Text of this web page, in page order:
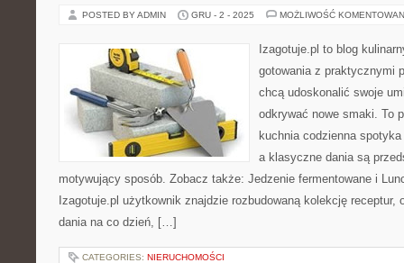
POSTED BY ADMIN GRU - 2 - 2025 MOŻLIWOŚĆ
Izagotuje.pl to blog
gotowania z praktycznymi
chcą udoskonalić swoje
odkrywać nowe smaki. To
kuchnia codzienna
a klasyczne dania są
motywujący sposób. Zobacz także: Jedzenie fermentowane i
Izagotuje.pl użytkownik znajdzie rozbudowaną kolekcję receptur,
dania na co dzień, […]
CATEGORIES: NIERUCHOMOŚCI